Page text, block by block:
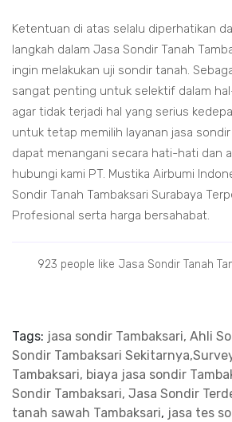
Ketentuan di atas selalu diperhatikan
langkah dalam Jasa Sondir Tanah
ingin melakukan uji sondir tanah.
sangat penting untuk selektif dalam
agar tidak terjadi hal yang serius
untuk tetap memilih layanan jasa
dapat menangani secara hati-hati dan
hubungi kami PT. Mustika Airbumi
Sondir Tanah Tambaksari Surabaya
Profesional serta harga bersahabat.
923 people like Jasa Sondir Tanah
Tags: jasa sondir Tambaksari, Ahli
Sondir Tambaksari
Tambaksari, biaya jasa sondir
Sondir Tambaksari, Jasa Sondir
tanah sawah Tambaksari, jasa tes